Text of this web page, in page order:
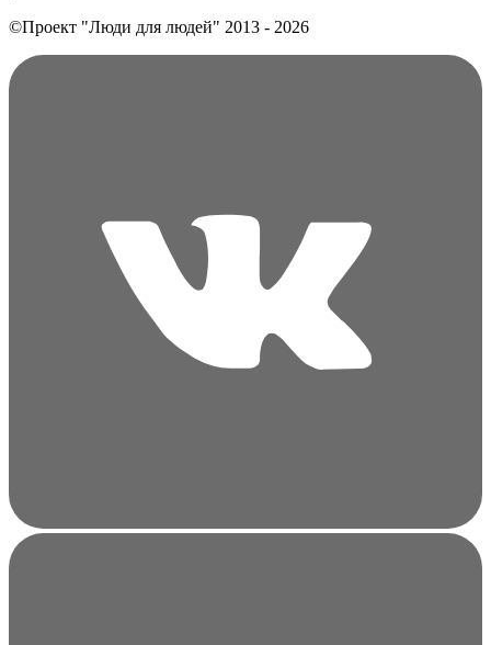
©Проект "Люди для людей" 2013 - 2026